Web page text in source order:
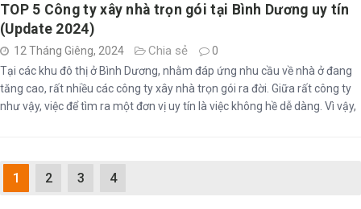
TOP 5 Công ty xây nhà trọn gói tại Bình Dương uy tín
(Update 2024)
12 Tháng Giêng, 2024 Chia sẻ
0
Tại các khu đô thị ở Bình Dương, nhằm đáp ứng nhu cầu về nhà ở đang
tăng cao, rất nhiều các công ty xây nhà trọn gói ra đời. Giữa rất công ty
như vậy, việc để tìm ra một đơn vị uy tín là việc không hề dễ dàng. Vì vậy,
1 2 3 4